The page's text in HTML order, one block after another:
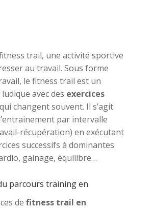
trail, une activité sportive
au travail. Sous forme
le fitness trail est un
avec des exercices
qui changent souvent. Il s’agit
par intervalle
récupération) en exécutant
successifs à dominantes
gainage, équilibre…
parcours training en
de fitness trail en